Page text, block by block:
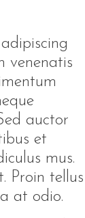
venenatis
auctor
et
mus.
Proin tellus
at odio.